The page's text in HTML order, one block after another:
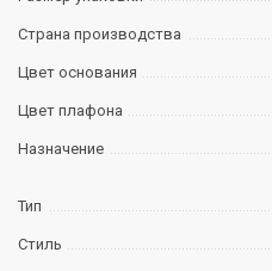
Страна производства
Цвет основания
Цвет плафона
Назначение
Тип
Стиль